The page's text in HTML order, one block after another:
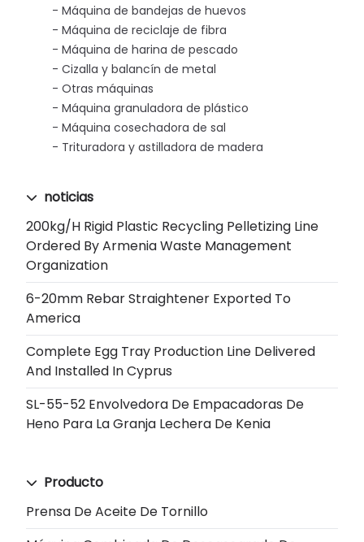
Máquina de bandejas de huevos
Máquina de reciclaje de fibra
Máquina de harina de pescado
Cizalla y balancín de metal
Otras máquinas
Máquina granuladora de plástico
Máquina cosechadora de sal
Trituradora y astilladora de madera
noticias
200kg/h Rigid Plastic Recycling Pelletizing Line
Ordered By Armenia Waste Management
Organization
6-20mm Rebar Straightener Exported To
America
Complete Egg Tray Production Line Delivered
And Installed In Cyprus
SL-55-52 Envolvedora De Empacadoras De
Heno Para La Granja Lechera De Kenia
Producto
Prensa De Aceite De Tornillo